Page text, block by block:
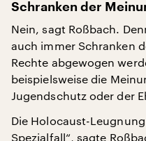
Schranken der
Nein, sagt Roßbach.
auch immer Schranken
Rechte abgewogen
beispielsweise die
Jugendschutz oder der
Die Holocaust-
Spezialfall“, sagte